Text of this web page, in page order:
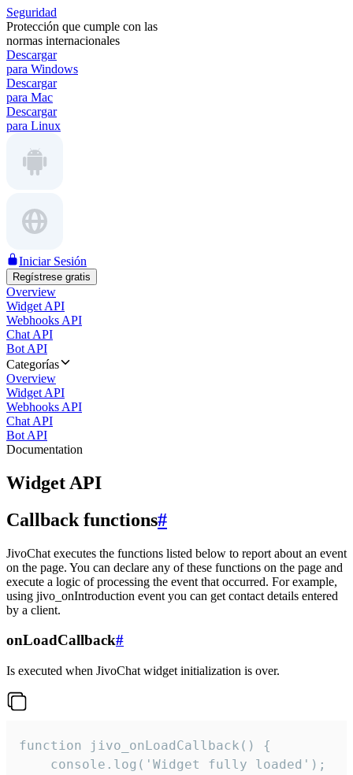
Seguridad
Protección que cumple con las
normas internacionales
Descargar
para Windows
Descargar
para Mac
Descargar
para Linux
Iniciar Sesión
Regístrese gratis
Overview
Widget API
Webhooks API
Chat API
Bot API
Categorías
Overview
Widget API
Webhooks API
Chat API
Bot API
Documentation
Widget API
Callback functions#
JivoChat executes the functions listed below to report about an event
on the page. You can declare any of these functions on the page and
execute a logic of processing the event that occurred. For example,
using jivo_onIntroduction event you can get contact details entered
by a client.
onLoadCallback#
Is executed when JivoChat widget initialization is over.
function jivo_onLoadCallback() {
    console.log('Widget fully loaded');